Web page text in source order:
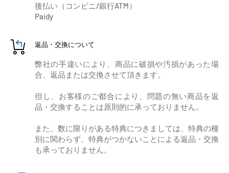
後払い（コンビニ/銀行ATM）
Paidy
返品・交換について
弊社の手違いにより、商品に破損や汚損があった場
合、返品または交換させて頂きます。
但し、お客様のご都合により、問題の無い商品を返
品・交換することは原則的に承っておりません。
また、数に限りがある特典につきましては、特典の種
別に関わらず、特典がつかないことによる返品・交換
も承っておりません。